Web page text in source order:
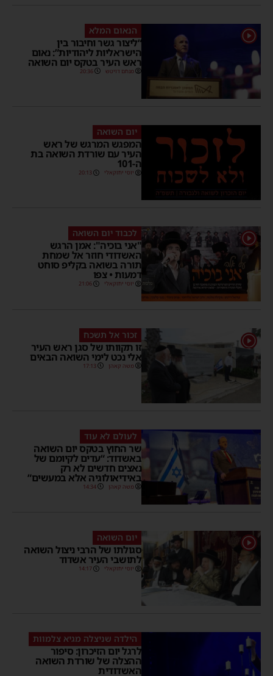
1 הנאום המלא
“ליצור גשר וחיבור בין
הישראליות ליהודיות”: נאום
ראש העיר בטקס יום השואה
מנחם דויטש 20:36
יום השואה
המפגש המרגש של ראש
העיר עם שורדת השואה בת
ה-101
יוסי יחזקאלי 20:13
1 לכבוד יום השואה
"אני בוכיה": אמן הרגש
האשדודי חוזר אל שמחת
תורה בשואה בקליפ סוחט
דמעות • צפו
יוסי יחזקאלי 21:06
1 זכור אל תשכח
זו תקוותו של סגן ראש העיר
אלי נכט לימי השואה הבאים
משה קאהן 17:13
לעולם לא עוד
שר החוץ בטקס יום השואה
באשדוד: “עדים לקיומם של
נאצים חדשים לא רק
באידיאולוגיה אלא במעשים”
משה קאהן 14:34
1 יום השואה
סגולתו של הרבי ניצול השואה
לתושבי העיר אשדוד
יוסי יחזקאלי 14:17
הילדה שניצלה מגיא צלמוות
לרגל יום הזיכרון: סיפור
ההצלה של שורדת השואה
האשדודית